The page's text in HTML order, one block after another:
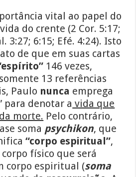
vital ao papel do
do crente (2 Cor. 5:17;
3:27; 6:15; Efé. 4:24). Isto
de que em suas cartas
146 vezes,
13 referências
Paulo nunca emprega
para denotar a vida que
morte. Pelo contrário,
soma psychikon, que
“corpo espiritual”,
físico que será
corpo espiritual (soma